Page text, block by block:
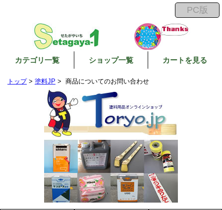
カテゴリ一覧 ショップ一覧 カートを見る
トップ> 塗料JP > 商品についてのお問い合わせ